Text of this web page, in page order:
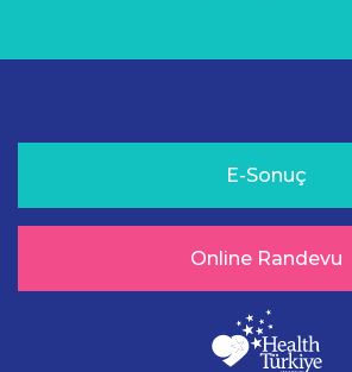
E-Sonuç
Online Randevu